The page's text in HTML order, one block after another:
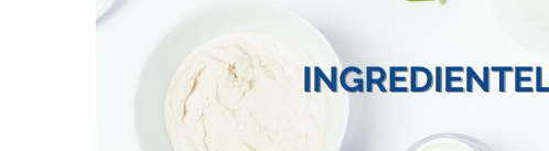
Produse pentru curatare
Produse pentru pete pigmentare